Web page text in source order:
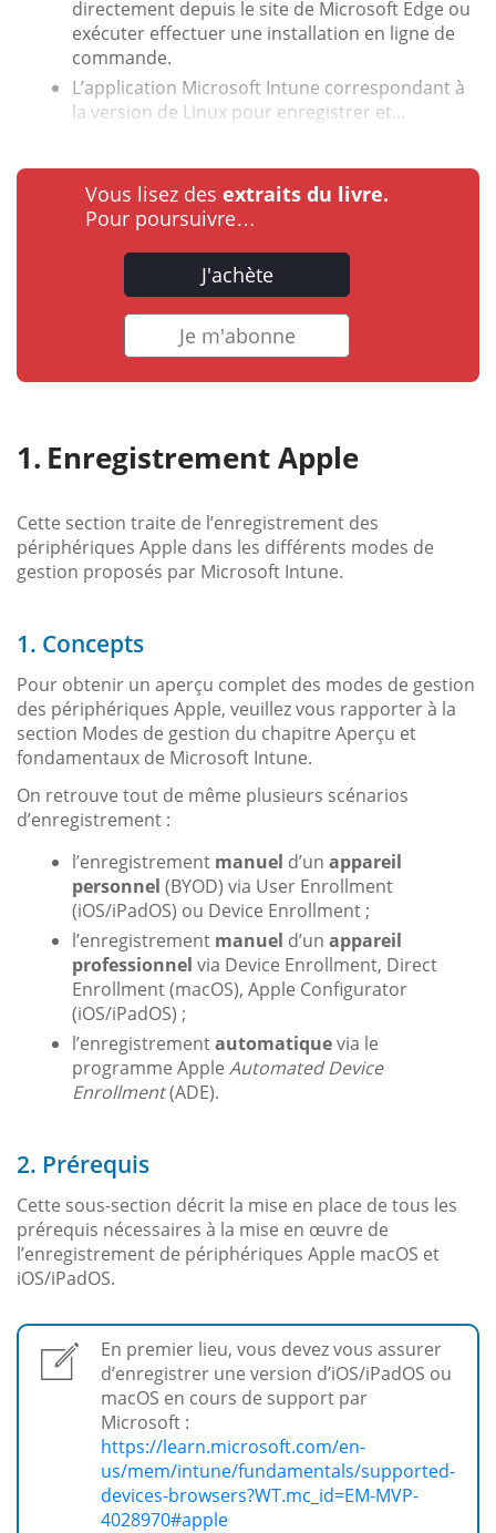
directement depuis le site de Microsoft Edge ou
exécuter effectuer une installation en ligne de
commande.
L’application Microsoft Intune correspondant à
la version de Linux pour enregistrer et...
Vous lisez des extraits du livre.
Pour poursuivre…
J'achète
Je m'abonne
Enregistrement Apple
Cette section traite de l’enregistrement des
périphériques Apple dans les différents modes de
gestion proposés par Microsoft Intune.
1. Concepts
Pour obtenir un aperçu complet des modes de gestion
des périphériques Apple, veuillez vous rapporter à la
section Modes de gestion du chapitre Aperçu et
fondamentaux de Microsoft Intune.
On retrouve tout de même plusieurs scénarios
d’enregistrement :
l’enregistrement manuel d’un appareil
personnel (BYOD) via User Enrollment
(iOS/iPadOS) ou Device Enrollment ;
l’enregistrement manuel d’un appareil
professionnel via Device Enrollment, Direct
Enrollment (macOS), Apple Configurator
(iOS/iPadOS) ;
l’enregistrementautomatiquevia le
programme Apple Automated Device
Enrollment(ADE).
2. Prérequis
Cette sous-section décrit la mise en place de tous les
prérequis nécessaires à la mise en œuvre de
l’enregistrement de périphériques Apple macOS et
iOS/iPadOS.
En premier lieu, vous devez vous assurer
d’enregistrer une version d’iOS/iPadOS ou
macOS en cours de support par
Microsoft :
https://learn.microsoft.com/en-
us/mem/intune/fundamentals/supported-
devices-browsers?WT.mc_id=EM-MVP-
4028970#apple